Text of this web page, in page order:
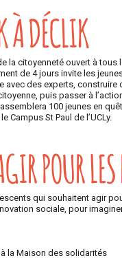
À DÉCLIK
la citoyenneté ouvert à tous
de 4 jours invite les
avec des experts,
puis passer à
100 jeunes en
Campus St Paul de l’UCLy.
POUR LES
qui souhaitent agir
sociale, pour
à la Maison des solidarités